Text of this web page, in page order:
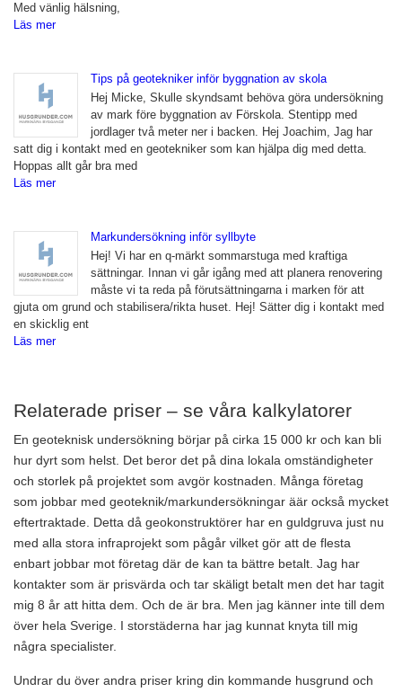
Med vänlig hälsning,
Läs mer
Tips på geotekniker inför byggnation av skola
Hej Micke, Skulle skyndsamt behöva göra undersökning
av mark före byggnation av Förskola. Stentipp med
jordlager två meter ner i backen. Hej Joachim, Jag har
satt dig i kontakt med en geotekniker som kan hjälpa dig med detta.
Hoppas allt går bra med
Läs mer
Markundersökning inför syllbyte
Hej! Vi har en q-märkt sommarstuga med kraftiga
sättningar. Innan vi går igång med att planera renovering
måste vi ta reda på förutsättningarna i marken för att
gjuta om grund och stabilisera/rikta huset. Hej! Sätter dig i kontakt med
en skicklig ent
Läs mer
Relaterade priser – se våra kalkylatorer
En geoteknisk undersökning börjar på cirka 15 000 kr och kan bli
hur dyrt som helst. Det beror det på dina lokala omständigheter
och storlek på projektet som avgör kostnaden. Många företag
som jobbar med geoteknik/markundersökningar äär också mycket
eftertraktade. Detta då geokonstruktörer har en guldgruva just nu
med alla stora infraprojekt som pågår vilket gör att de flesta
enbart jobbar mot företag där de kan ta bättre betalt. Jag har
kontakter som är prisvärda och tar skäligt betalt men det har tagit
mig 8 år att hitta dem. Och de är bra. Men jag känner inte till dem
över hela Sverige. I storstäderna har jag kunnat knyta till mig
några specialister.
Undrar du över andra priser kring din kommande husgrund och